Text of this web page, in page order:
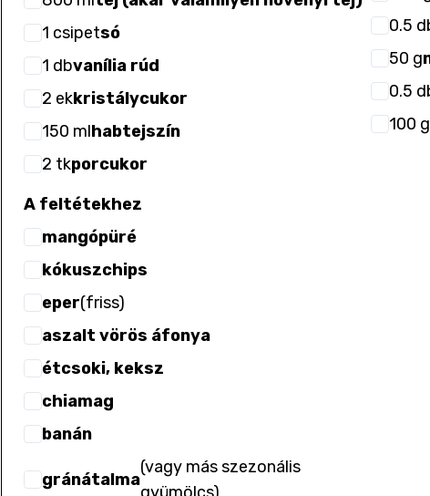
1 csipetsó
1 dbvanília rúd
2 ekkristálycukor
150 mlhabtejszín
2 tkporcukor
0.5
50 g
0.5
100 g
A feltétekhez
mangópüré
kókuszchips
eper(friss)
aszalt vörös áfonya
étcsoki, keksz
chiamag
banán
gránátalma
(vagy más szezonális